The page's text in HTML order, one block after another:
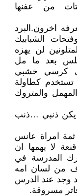
من عفنها
اخرون.البرد
الشبابيك
لن يهزه
بعد ما مل
كرسي خشبي
كطاولة
والمتروك
يكن ذنبي …ذنب
امراة عانس
لا يهمها ان
المدرسة في
من لسان امه
وجد عند الدرس
مسروقة.